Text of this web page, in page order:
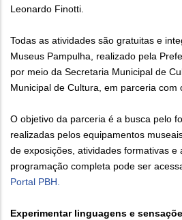
Leonardo Finotti.
Todas as atividades são gratuitas e
Museus Pampulha, realizado pela
por meio da Secretaria Municipal de
Municipal de Cultura, em parceria com
O objetivo da parceria é a busca pelo
realizadas pelos equipamentos
de exposições, atividades formativas e
programação completa pode ser
Portal PBH.
Experimentar linguagens e